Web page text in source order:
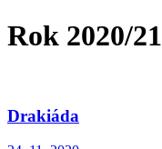
Rok 2020/21
Drakiáda